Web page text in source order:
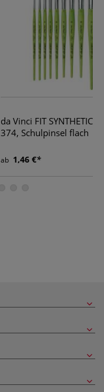
da Vinci FIT SYNTHETICS,
374, Schulpinsel flach
ab 1,46 €